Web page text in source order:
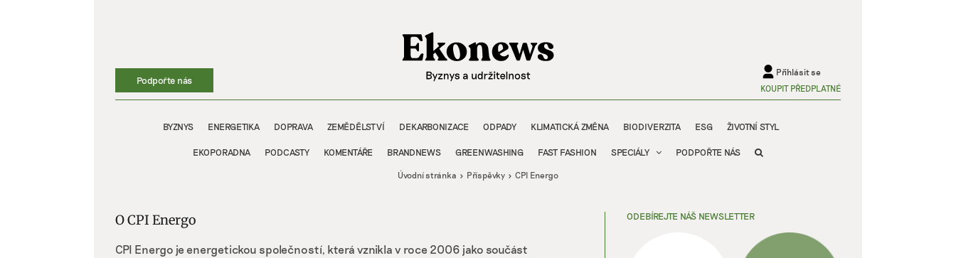
Podpořte nás
Přihlásit se
KOUPIT PŘEDPLATNÉ
BYZNYS ENERGETIKA DOPRAVA ZEMĚDĚLSTVÍ DEKARBONIZACE ODPADY KLIMATICKÁ ZMĚNA BIODIVERZITA ESG ŽIVOTNÍ STYL
EKOPORADNA PODCASTY KOMENTÁŘE BRANDNEWS GREENWASHING FAST FASHION SPECIÁLY PODPOŘTE NÁS
Úvodní stránka Příspěvky CPI Energo
OCPI Energo
CPI Energo je energetickou společností, která vznikla v roce 2006 jako součást
ODEBÍREJTE NÁŠ NEWSLETTER